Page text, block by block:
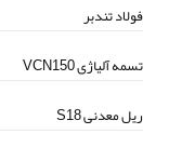
فولاد تندبر
تسمه آلیاژی VCN150
ریل معدنی S18